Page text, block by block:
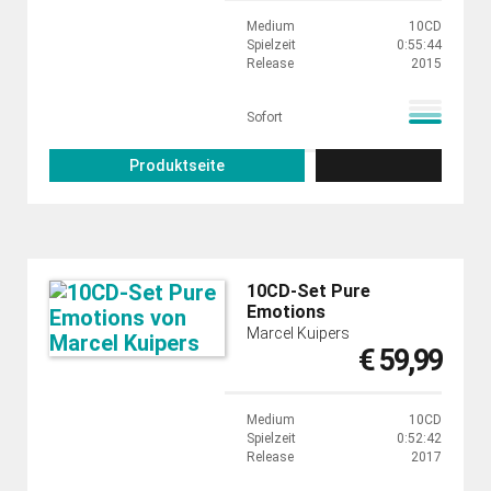
Medium
10CD
Spielzeit
0:55:44
Release
2015
Sofort
Produktseite
10CD-Set Pure
Emotions
Marcel Kuipers
€ 59,99
Medium
10CD
Spielzeit
0:52:42
Release
2017